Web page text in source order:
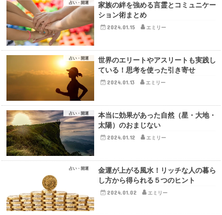
占い・開運
家族の絆を強める言霊とコミュニケー
ション術まとめ
2024.01.15 エミリー
占い・開運
世界のエリートやアスリートも実践し
ている！思考を使った引き寄せ
2024.01.13 エミリー
占い・開運
本当に効果があった自然（星・大地・
太陽）のおまじない
2024.01.12 エミリー
占い・開運
金運が上がる風水！リッチな人の暮ら
し方から得られる５つのヒント
2024.01.02 エミリー